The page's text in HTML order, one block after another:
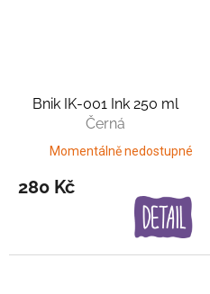
Bnik IK-001 Ink 250 ml
Černá
Momentálně nedostupné
280 Kč